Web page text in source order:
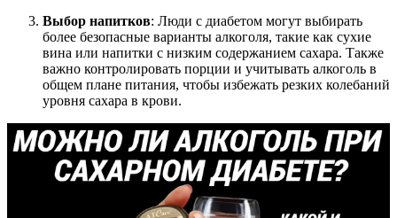
Выбор напитков: Люди с диабетом могут выбирать
более безопасные варианты алкоголя, такие как сухие
вина или напитки с низким содержанием сахара. Также
важно контролировать порции и учитывать алкоголь в
общем плане питания, чтобы избежать резких колебаний
уровня сахара в крови.